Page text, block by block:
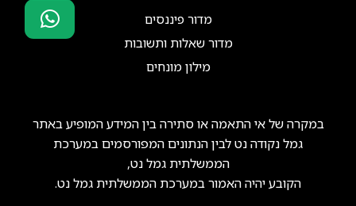
מדור פיננסים
מדור שאלות ותשובות
מילון מונחים
במקרה של אי התאמה או סתירה בין המידע המופיע באתר
גמל נקודה נט לבין הנתונים המפורסמים במערכת
הממשלתית גמל נט,
הקובע יהיה האמור במערכת הממשלתית גמל נט.